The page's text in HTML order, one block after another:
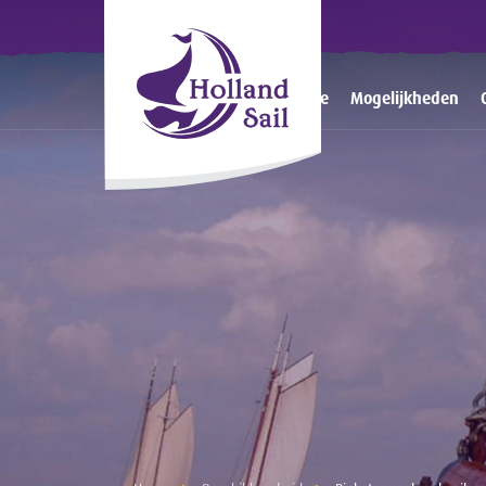
Home Mogelijkheden